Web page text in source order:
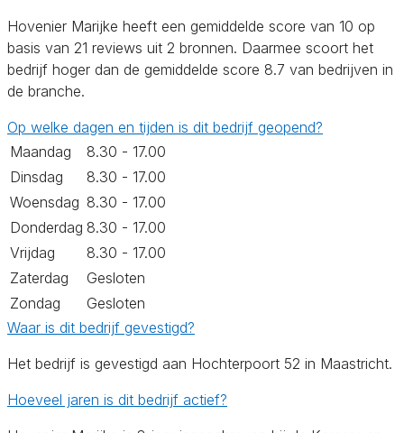
Hovenier Marijke heeft een gemiddelde score van 10 op
basis van 21 reviews uit 2 bronnen. Daarmee scoort het
bedrijf hoger dan de gemiddelde score 8.7 van bedrijven in
de branche.
Op welke dagen en tijden is dit bedrijf geopend?
Maandag
8.30 - 17.00
Dinsdag
8.30 - 17.00
Woensdag 8.30 - 17.00
Donderdag 8.30 - 17.00
Vrijdag
8.30 - 17.00
Zaterdag
Gesloten
Zondag
Gesloten
Waar is dit bedrijf gevestigd?
Het bedrijf is gevestigd aan Hochterpoort 52 in Maastricht.
Hoeveel jaren is dit bedrijf actief?